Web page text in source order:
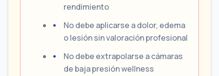
rendimiento
No debe aplicarse a dolor, edema
o lesión sin valoración profesional
No debe extrapolarse a cámaras
de baja presión wellness